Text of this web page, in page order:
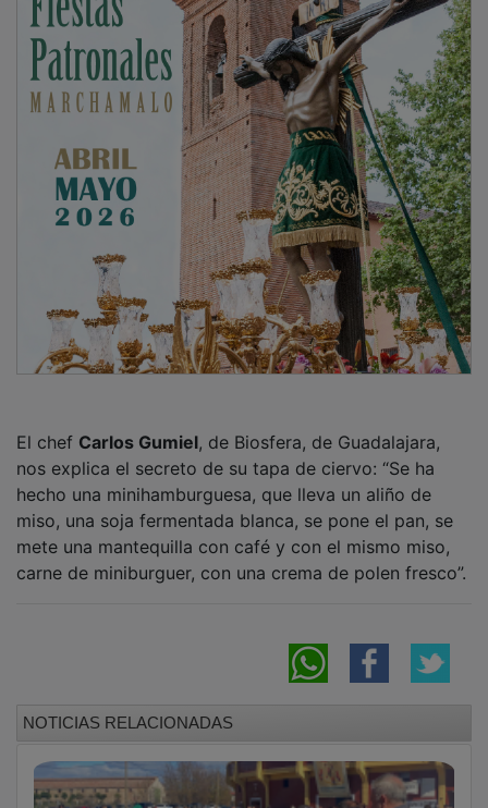
nos explica el secreto de su tapa de ciervo: “Se ha
hecho una minihamburguesa, que lleva un aliño de
miso, una soja fermentada blanca, se pone el pan, se
mete una mantequilla con café y con el mismo miso,
carne de miniburguer, con una crema de polen fresco”.